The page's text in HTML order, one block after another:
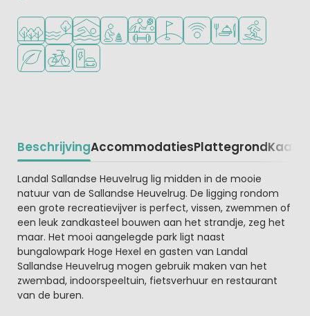
Ligt in een bosrijke omgeving
Ligt bij het water
Overdekt zwembad
Aanbevolen voor jonge kinderen
Veel mogelijkheden om te sporten
Golfbaan in de buurt
WiFi beschikbaar
Restaurant of
Groene ligging
FietsverhuurLaadpaal elektrische auto
BeschrijvingAccommodatiesPlattegrondKaart
Beschrijving
Landal Sallandse Heuvelrug lig midden in de mooie
natuur van de Sallandse Heuvelrug. De ligging rondom
een grote recreatievijver is perfect, vissen, zwemmen of
een leuk zandkasteel bouwen aan het strandje, zeg het
maar. Het mooi aangelegde park ligt naast
bungalowpark Hoge Hexel en gasten van Landal
Sallandse Heuvelrug mogen gebruik maken van het
zwembad, indoorspeeltuin, fietsverhuur en restaurant
van de buren.